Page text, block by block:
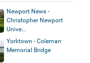
Newport News -
Christopher Newport
Unive...
Yorktown - Coleman
Memorial Bridge